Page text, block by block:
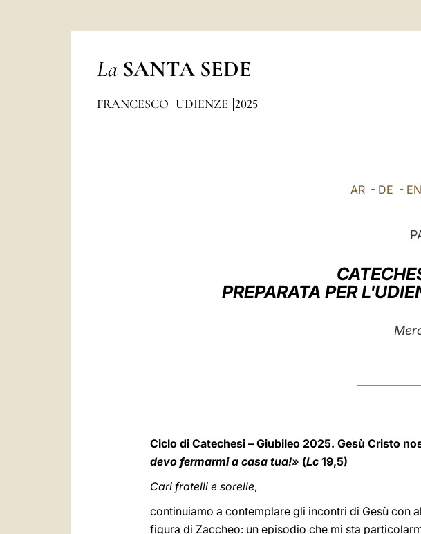
La SANTA SEDE
FRANCESCO UDIENZE 2025
AR- DE - EN
PREPARATA PER
Ciclo di Catechesi – Giubileo 2025. Gesù Cristo
devo fermarmi a casa tua!» (Lc 19,5)
Cari fratelli e sorelle,
continuiamo a contemplare gli incontri di Gesù con
figura di Zaccheo: un episodio che mi sta